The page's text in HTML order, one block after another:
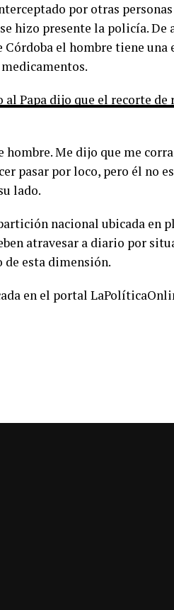
por otras
hizo presente la policía.
Córdoba el hombre tiene
al Papa dijo que el recorte
hombre. Me dijo que me
pasar por loco, pero él no
lado.
nacional ubicada en
atravesar a diario por
de esta dimensión.
en el portal